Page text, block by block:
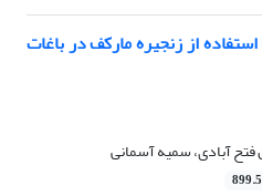
از زنجیره مارکف در باغات
فتح آبادی، سمیه آسمانی